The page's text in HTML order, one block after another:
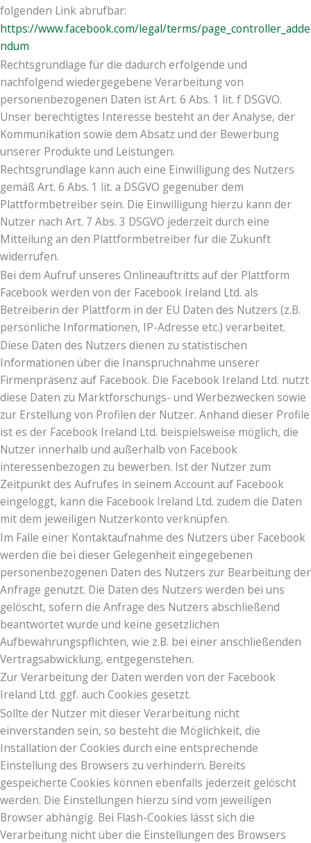
folgenden Link abrufbar:
https://www.facebook.com/legal/terms/page_controller_adde
ndum
Rechtsgrundlage für die dadurch erfolgende und
nachfolgend wiedergegebene Verarbeitung von
personenbezogenen Daten ist Art. 6 Abs. 1 lit. f DSGVO.
Unser berechtigtes Interesse besteht an der Analyse, der
Kommunikation sowie dem Absatz und der Bewerbung
unserer Produkte und Leistungen.
Rechtsgrundlage kann auch eine Einwilligung des Nutzers
gemäß Art. 6 Abs. 1 lit. a DSGVO gegenüber dem
Plattformbetreiber sein. Die Einwilligung hierzu kann der
Nutzer nach Art. 7 Abs. 3 DSGVO jederzeit durch eine
Mitteilung an den Plattformbetreiber für die Zukunft
widerrufen.
Bei dem Aufruf unseres Onlineauftritts auf der Plattform
Facebook werden von der Facebook Ireland Ltd. als
Betreiberin der Plattform in der EU Daten des Nutzers (z.B.
persönliche Informationen, IP-Adresse etc.) verarbeitet.
Diese Daten des Nutzers dienen zu statistischen
Informationen über die Inanspruchnahme unserer
Firmenpräsenz auf Facebook. Die Facebook Ireland Ltd. nutzt
diese Daten zu Marktforschungs- und Werbezwecken sowie
zur Erstellung von Profilen der Nutzer. Anhand dieser Profile
ist es der Facebook Ireland Ltd. beispielsweise möglich, die
Nutzer innerhalb und außerhalb von Facebook
interessenbezogen zu bewerben. Ist der Nutzer zum
Zeitpunkt des Aufrufes in seinem Account auf Facebook
eingeloggt, kann die Facebook Ireland Ltd. zudem die Daten
mit dem jeweiligen Nutzerkonto verknüpfen.
Im Falle einer Kontaktaufnahme des Nutzers über Facebook
werden die bei dieser Gelegenheit eingegebenen
personenbezogenen Daten des Nutzers zur Bearbeitung der
Anfrage genutzt. Die Daten des Nutzers werden bei uns
gelöscht, sofern die Anfrage des Nutzers abschließend
beantwortet wurde und keine gesetzlichen
Aufbewahrungspflichten, wie z.B. bei einer anschließenden
Vertragsabwicklung, entgegenstehen.
Zur Verarbeitung der Daten werden von der Facebook
Ireland Ltd. ggf. auch Cookies gesetzt.
Sollte der Nutzer mit dieser Verarbeitung nicht
einverstanden sein, so besteht die Möglichkeit, die
Installation der Cookies durch eine entsprechende
Einstellung des Browsers zu verhindern. Bereits
gespeicherte Cookies können ebenfalls jederzeit gelöscht
werden. Die Einstellungen hierzu sind vom jeweiligen
Browser abhängig. Bei Flash-Cookies lässt sich die
Verarbeitung nicht über die Einstellungen des Browsers